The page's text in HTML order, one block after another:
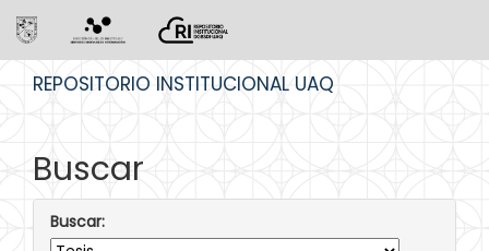
REPOSITORIO INSTITUCIONAL UAQ
Buscar
Buscar: